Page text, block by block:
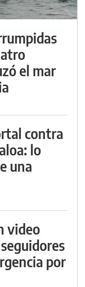
el mar
contra
lo
una
video
por